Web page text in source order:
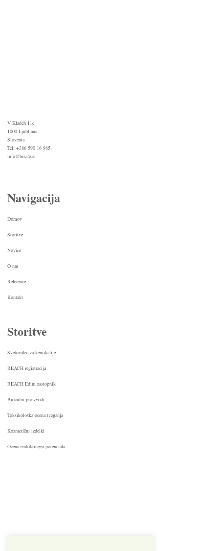
V Kladeh 11c
1000 Ljubljana
Slovenia
Tel: +386 590 16 985
info@bisafe.si
Navigacija
Domov
Storitve
Novice
O nas
Reference
Kontakt
Storitve
Svetovalec za kemikalije
REACH registracija
REACH Edini zastopnik
Biocidni proizvodi
Toksikološka ocena tveganja
Kozmetični izdelki
Ocena endokrinega potenciala